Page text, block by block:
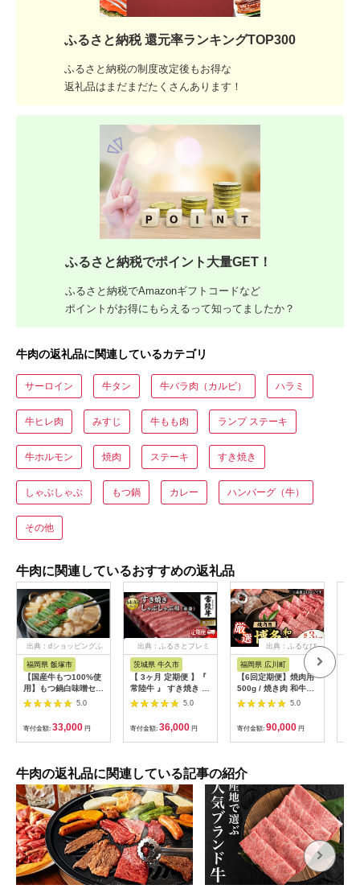
ふるさと納税 還元率ランキングTOP300
ふるさと納税の制度改定後もお得な
返礼品はまだまだたくさんあります！
ふるさと納税でポイント大量GET！
ふるさと納税でAmazonギフトコードなど
ポイントがお得にもらえるって知ってましたか？
牛肉の返礼品に関連しているカテゴリ
サーロイン 牛タン 牛バラ肉（カルビ） ハラミ
牛ヒレ肉 みすじ 牛もも肉 ランプ ステーキ
牛ホルモン 焼肉 ステーキ すき焼き
しゃぶしゃぶ もつ鍋 カレー ハンバーグ（牛）
その他
牛肉に関連しているおすすめの返礼品
出典：dショッピングふ
るさと納税
福岡県 飯塚市
【国産牛もつ100%使
用】もつ鍋白味噌セッ
ト 2人前+牛もつ追加
400g【C3-025】
5.0
寄付金額: 33,000 円
出典：ふるさとプレミ
茨城県 牛久市
【 3ヶ月 定期便 】『
常陸牛 』 すき焼き し
ゃぶしゃぶ用 ( 赤身 )
450g ( 茨城県共通返
礼品 ) 牛肉 牛 肉 お肉
国産 赤身肉 すきやき
すき焼き肉 しゃぶし
A5 黒毛和牛 和牛 国
産黒毛和牛 国産牛 ギ
フト 贈答[BM046us]
5.0
寄付金額: 36,000 円
出典：ふるなび
福岡県 広川町
【6回定期便】焼肉用
500g / 焼き肉 和牛
[AFBO071]
5.0
寄付金額: 90,000 円
牛肉の返礼品に関連している記事の紹介